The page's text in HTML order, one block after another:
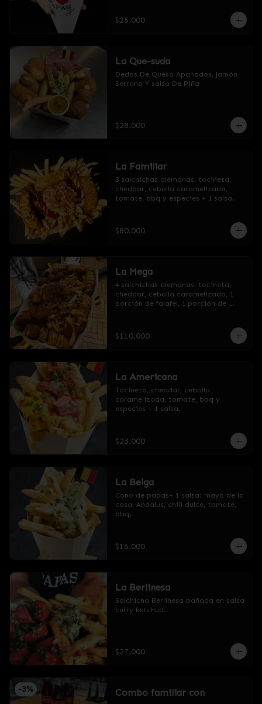
$25.000
La Que-suda
Dedos De Queso Apanados, Jamón
Serrano Y salsa De Piña
$28.000
La Familiar
3 salchichas alemanas, tocineta,
cheddar, cebolla caramelizada,
tomate, bbq y especies + 1 salsa.
$80.000
La Mega
4 salchichas alemanas, tocineta,
cheddar, cebolla caramelizada, 1
porción de falafel, 1 porción de
$110.000
La Americana
Tocineta, cheddar, cebolla
caramelizada, tomate, bbq y
especies + 1 salsa.
$23.000
La Belga
Cono de papas+ 1 salsa: mayo de la
casa, Andalus, chili dulce, tomate,
bbq.
$16.000
La Berlinesa
Salchicha Berlinesa bañada en salsa
curry ketchup.
$27.000
-3%
Combo familiar con